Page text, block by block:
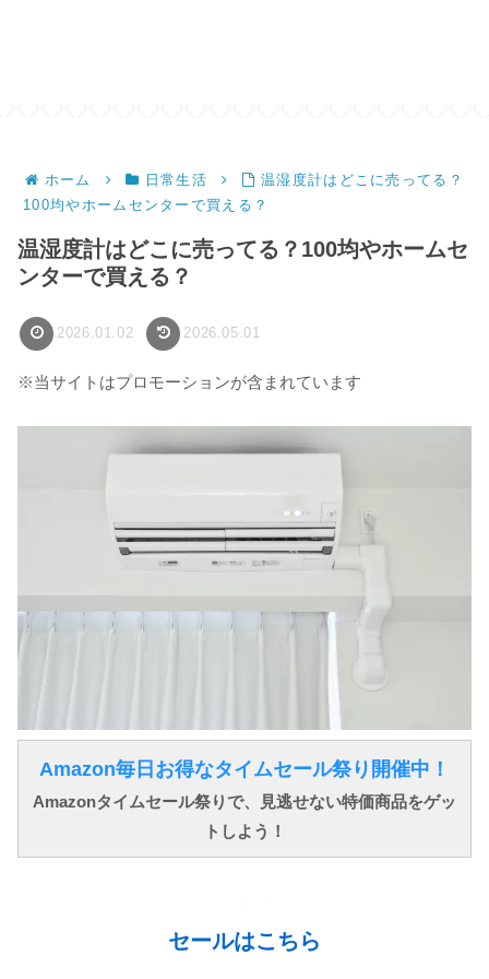
ホーム 日常生活
温湿度計はどこに売ってる？
100均やホームセンターで買える？
温湿度計はどこに売ってる？100均やホームセ
ンターで買える？
2026.01.02 2026.05.01
※当サイトはプロモーションが含まれています
Amazon毎日お得なタイムセール祭り開催中！
Amazonタイムセール祭りで、見逃せない特価商品をゲッ
トしよう！
セールはこちら